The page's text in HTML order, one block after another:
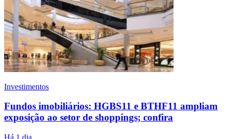
Investimentos
Fundos imobiliários: HGBS11 e BTHF11 ampliam
exposição ao setor de shoppings; confira
Há 1 dia